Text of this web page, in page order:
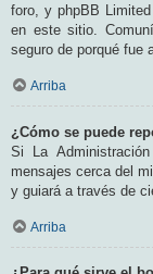
foro, y phpBB
en este sitio.
seguro de porqué fue
Arriba
¿Cómo se puede
Si La
mensajes cerca del
y guiará a través de
Arriba